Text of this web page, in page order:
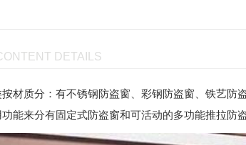
DETAILS
材质分：有不锈钢防盗窗、彩钢防盗窗、铁艺防
能来分有固定式防盗窗和可活动的多功能推拉防盗